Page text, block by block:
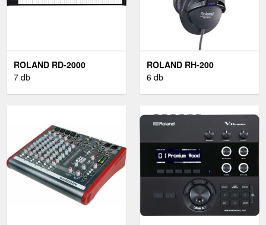
ROLAND RD-2000
7 db
ROLAND RH-200
6 db